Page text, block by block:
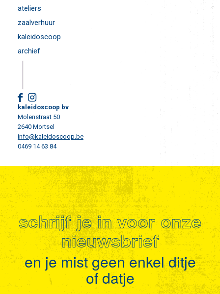
ateliers
zaalverhuur
kaleidoscoop
archief
kaleidoscoop bv
Molenstraat 50
2640 Mortsel
info@kaleidoscoop.be
0469 14 63 84
schrijf je in voor onze
nieuwsbrief
en je mist geen enkel ditje
of datje